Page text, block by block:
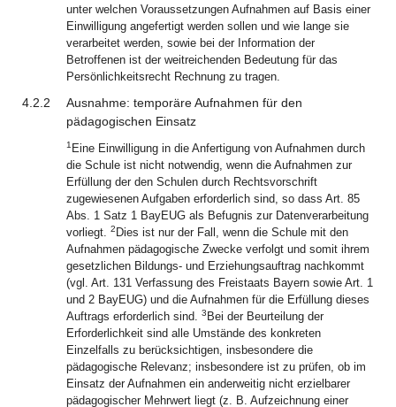
unter welchen Voraussetzungen Aufnahmen auf Basis einer
Einwilligung angefertigt werden sollen und wie lange sie
verarbeitet werden, sowie bei der Information der
Betroffenen ist der weitreichenden Bedeutung für das
Persönlichkeitsrecht Rechnung zu tragen.
4.2.2
Ausnahme: temporäre Aufnahmen für den
pädagogischen Einsatz
1 Eine Einwilligung in die Anfertigung von Aufnahmen durch
die Schule ist nicht notwendig, wenn die Aufnahmen zur
Erfüllung der den Schulen durch Rechtsvorschrift
zugewiesenen Aufgaben erforderlich sind, so dass Art. 85
Abs. 1 Satz 1 BayEUG als Befugnis zur Datenverarbeitung
vorliegt. 2 Dies ist nur der Fall, wenn die Schule mit den
Aufnahmen pädagogische Zwecke verfolgt und somit ihrem
gesetzlichen Bildungs- und Erziehungsauftrag nachkommt
(vgl. Art. 131 Verfassung des Freistaats Bayern sowie Art. 1
und 2 BayEUG) und die Aufnahmen für die Erfüllung dieses
Auftrags erforderlich sind. 3 Bei der Beurteilung der
Erforderlichkeit sind alle Umstände des konkreten
Einzelfalls zu berücksichtigen, insbesondere die
pädagogische Relevanz; insbesondere ist zu prüfen, ob im
Einsatz der Aufnahmen ein anderweitig nicht erzielbarer
pädagogischer Mehrwert liegt (z. B. Aufzeichnung einer